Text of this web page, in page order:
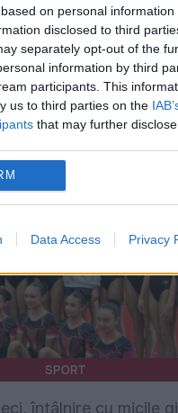
on personal information
disclosed to third
separately opt-out of the
information by third
participants. This
us to third parties on the
that may further
Data Access Privacy
ISTORIC
Montreal, ziua când
a învins
elvețian
SPORT
întâlnire cu micile